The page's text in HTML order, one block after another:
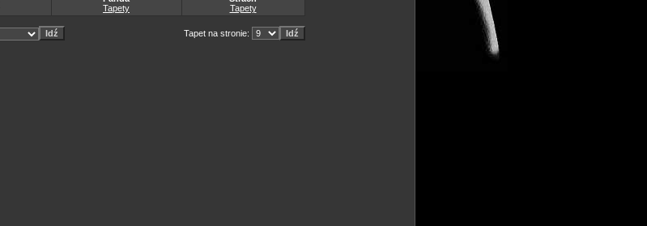
Tapety
Tapety
Tapet na stronie: